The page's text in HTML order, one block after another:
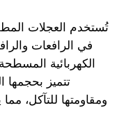
تُستخدم العجلات
في الرافعات
الكهربائية
تتميز بحجمها
ومقاومتها للتآكل،